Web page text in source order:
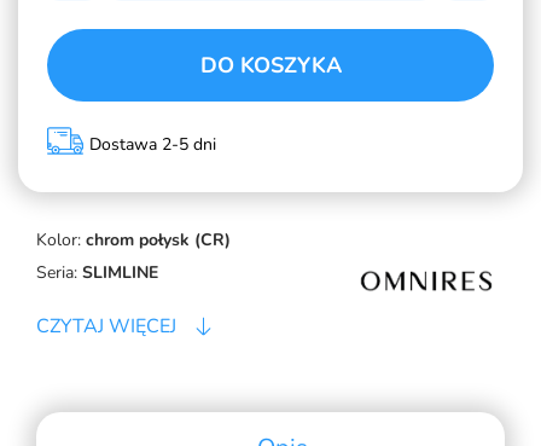
Kolor: chrom połysk (CR)
Seria: SLIMLINE
CZYTAJ WIĘCEJ
DO KOSZYKA
Dostawa 2-5 dni